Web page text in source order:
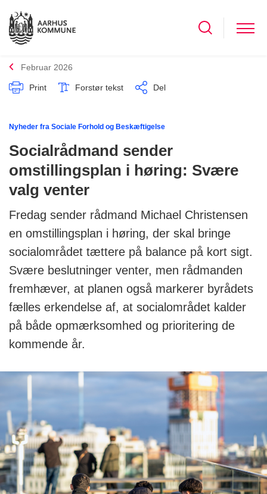
Februar 2026
Print Forstør tekst Del
Nyheder fra Sociale Forhold og Beskæftigelse
Socialrådmand sender
omstillingsplan i høring: Svære
valg venter
Fredag sender rådmand Michael Christensen
en omstillingsplan i høring, der skal bringe
socialområdet tættere på balance på kort sigt.
Svære beslutninger venter, men rådmanden
fremhæver, at planen også markerer byrådets
fælles erkendelse af, at socialområdet kalder
på både opmærksomhed og prioritering de
kommende år.